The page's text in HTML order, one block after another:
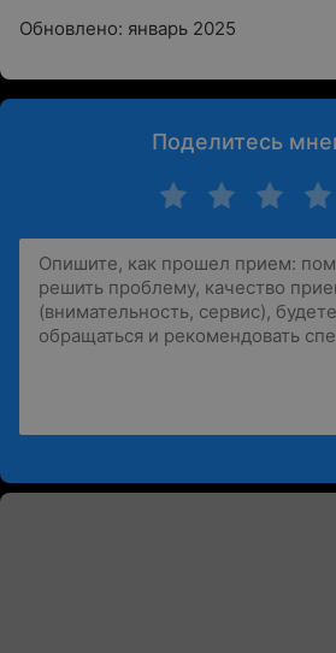
Обновлено: январь 2025
Поделитесь